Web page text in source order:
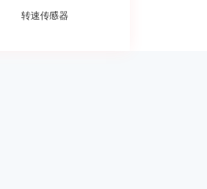
转速传感器